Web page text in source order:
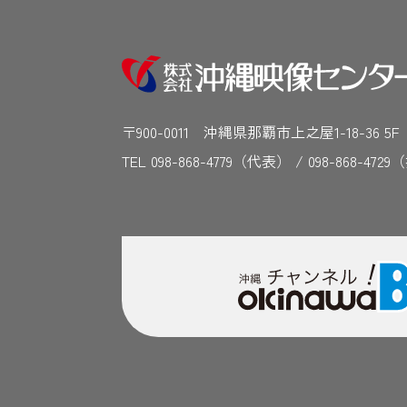
〒900-0011 沖縄県那覇市上之屋1-18-36
TEL 098-868-4779（代表） / 098-868-4729